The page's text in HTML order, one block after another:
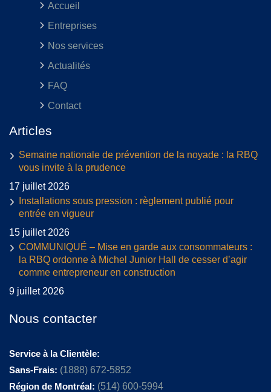
Accueil
Entreprises
Nos services
Actualités
FAQ
Contact
Articles
Semaine nationale de prévention de la noyade : la RBQ
vous invite à la prudence
17 juillet 2026
Installations sous pression : règlement publié pour
entrée en vigueur
15 juillet 2026
COMMUNIQUÉ – Mise en garde aux consommateurs :
la RBQ ordonne à Michel Junior Hall de cesser d’agir
comme entrepreneur en construction
9 juillet 2026
Nous contacter
Service à la Clientèle:
Sans-Frais: (1888) 672-5852
Région de Montréal: (514) 600-5994